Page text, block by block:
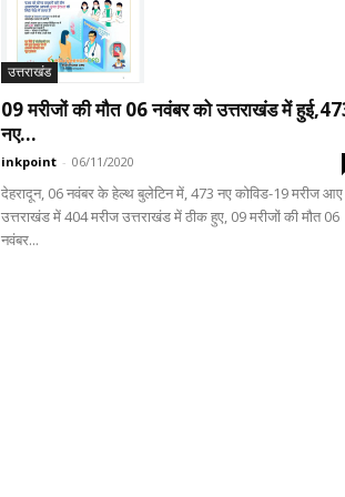
उत्तराखंड
09 मरीजों की मौत 06 नवंबर को उत्तराखंड में
नए...
inkpoint - 06/11/2020
देहरादून, 06 नवंबर के हेल्थ बुलेटिन में, 473 नए कोविड-19 मरीज आए
उत्तराखंड में 404 मरीज उत्तराखंड में ठीक हुए, 09 मरीजों की मौत 06
नवंबर...